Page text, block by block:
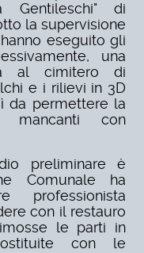
Gentileschi" di
la supervisione
eseguito gli
una
al cimitero di
e i rilievi in 3D
da permettere la
mancanti con
preliminare è
Comunale ha
professionista
con il restauro
le parti in
con le